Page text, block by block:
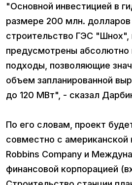
"Основной инвестицией в
размере 200 млн. долларов
строительство ГЭС "Шнох",
предусмотрены абсолютно
подходы, позволяющие
объем запланированной
до 120 МВт", - сказал
По его словам, проект
совместно с американской
Robbins Company и
финансовой корпорацией